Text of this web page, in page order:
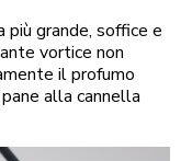
grande, soffice e
vortice non
il profumo
alla cannella